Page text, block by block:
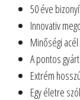
50 éve
Innovativ
Minőségi
A pontos
Extrém
Egy életre